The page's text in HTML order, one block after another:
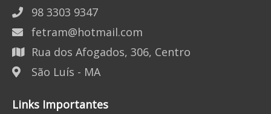
98 3303 9347
fetram@hotmail.com
Rua dos Afogados, 306, Centro
São Luís - MA
Links Importantes